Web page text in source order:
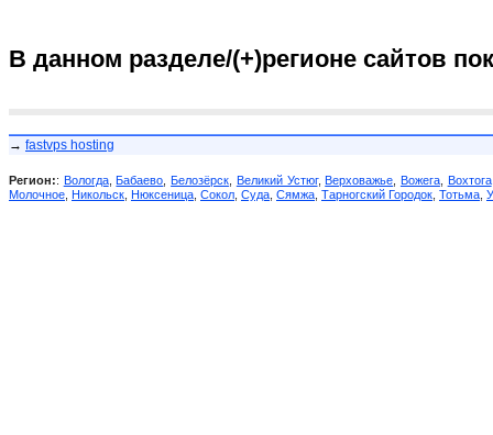
В данном разделе/(+)регионе сайтов
→ fastvps hosting
Регион:: Вологда,Бабаево ,Белозёрск Великий Устюг,Верховажье Вожега, Вохтога
Молочное Никольск Нюксеница Сокол Суда Сямжа Тарногский Городок Тотьма